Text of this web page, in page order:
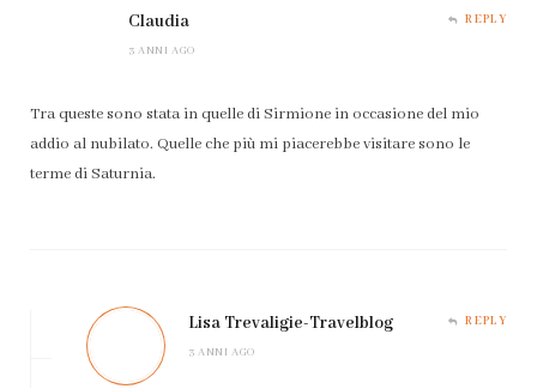
Claudia
3 ANNI AGO
REPLY
Tra queste sono stata in quelle di Sirmione in occasione del mio
addio al nubilato. Quelle che più mi piacerebbe visitare sono le
terme di Saturnia.
Lisa Trevaligie-Travelblog
3 ANNI AGO
REPLY